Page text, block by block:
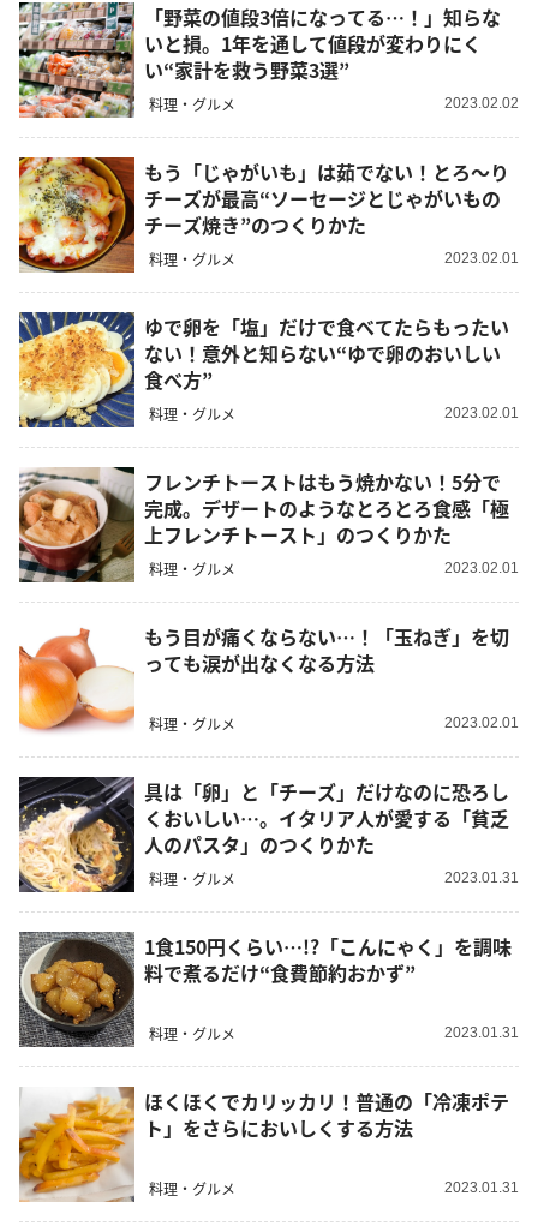
「野菜の値段3倍になってる…！」知らな
いと損。1年を通して値段が変わりにく
い“家計を救う野菜3選”
料理・グルメ 2023.02.02
もう「じゃがいも」は茹でない！とろ～り
チーズが最高“ソーセージとじゃがいもの
チーズ焼き”のつくりかた
料理・グルメ 2023.02.01
ゆで卵を「塩」だけで食べてたらもったい
ない！意外と知らない“ゆで卵のおいしい
食べ方”
料理・グルメ 2023.02.01
フレンチトーストはもう焼かない！5分で
完成。デザートのようなとろとろ食感「極
上フレンチトースト」のつくりかた
料理・グルメ 2023.02.01
もう目が痛くならない…！「玉ねぎ」を切
っても涙が出なくなる方法
料理・グルメ 2023.02.01
具は「卵」と「チーズ」だけなのに恐ろし
くおいしい…。イタリア人が愛する「貧乏
人のパスタ」のつくりかた
料理・グルメ 2023.01.31
1食150円くらい…!?「こんにゃく」を調味
料で煮るだけ“食費節約おかず”
料理・グルメ 2023.01.31
ほくほくでカリッカリ！普通の「冷凍ポテ
ト」をさらにおいしくする方法
料理・グルメ 2023.01.31